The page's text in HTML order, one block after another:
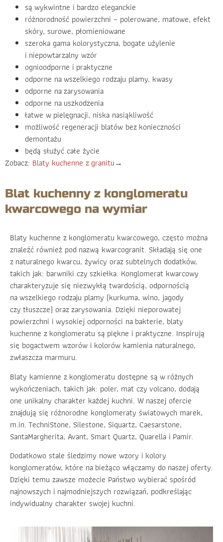
są wykwintne i bardzo eleganckie
różnorodność powierzchni – polerowane, matowe, efekt
skóry, surowe, płomieniowane
szeroka gama kolorystyczna, bogate użylenie
i niepowtarzalny wzór
ognioodporne i praktyczne
odporne na wszelkiego rodzaju plamy, kwasy
odporne na zarysowania
odporne na uszkodzenia
łatwe w pielęgnacji, niska nasiąkliwość
możliwość regeneracji blatów bez konieczności
demontażu
będą służyć całe życie
Zobacz: Blaty kuchenne z granitu→
Blat kuchenny z konglomeratu
kwarcowego na wymiar
Blaty kuchenne z konglomeratu kwarcowego, często można
znaleźć również pod nazwą kwarcogranit. Składają się one
z naturalnego kwarcu, żywicy oraz subtelnych dodatków,
takich jak: barwniki czy szkiełka. Konglomerat kwarcowy
charakteryzuje się niezwykłą twardością, odpornością
na wszelkiego rodzaju plamy (kurkuma, wino, jagody
czy tłuszcze) oraz zarysowania. Dzięki nieporowatej
powierzchni i wysokiej odporności na bakterie, blaty
kuchenne z konglomeratu są piękne i praktyczne. Inspirują
się bogactwem wzorów i kolorów kamienia naturalnego,
zwłaszcza marmuru.
Blaty kamienne z konglomeratu dostępne są w różnych
wykończeniach, takich jak: poler, mat czy volcano, dodają
one unikalny charakter każdej kuchni. W naszej ofercie
znajdują się różnorodne konglomeraty światowych marek,
m.in. TechniStone, Silestone, Siquartz, Caesarstone,
SantaMargherita, Avant, Smart Quartz, Quarella i Pamir.
Dodatkowo stale śledzimy nowe wzory i kolory
konglomeratów, które na bieżąco włączamy do naszej oferty.
Dzięki temu zawsze możecie Państwo wybierać spośród
najnowszych i najmodniejszych rozwiązań, podkreślając
indywidualny charakter swojej kuchni.